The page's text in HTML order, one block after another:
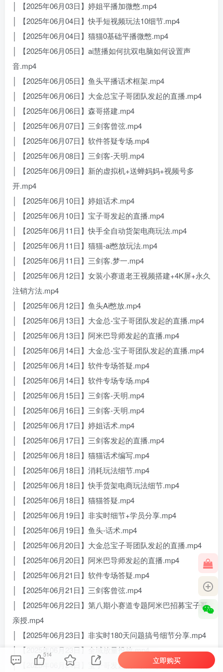
│ 【2025年06月03日】婷姐平播加微憋.mp4
│ 【2025年06月04日】快手短视频玩法10细节.mp4
│ 【2025年06月04日】猫猫0基础平播微憋.mp4
│ 【2025年06月05日】ai慧播如何抗双电脑如何设置声
音.mp4
│ 【2025年06月05日】鱼头平播话术框架.mp4
│ 【2025年06月06日】大金总宝子哥团队发起的直播.mp4
│ 【2025年06月06日】森哥搭建.mp4
│ 【2025年06月07日】三剑客曾弦.mp4
│ 【2025年06月07日】软件答疑专场.mp4
│ 【2025年06月08日】三剑客-天明.mp4
│ 【2025年06月09日】新的虚拟机+送蝉妈妈+视频号多
开.mp4
│ 【2025年06月10日】婷姐话术.mp4
│ 【2025年06月10日】宝子哥发起的直播.mp4
│ 【2025年06月11日】快手全自动货架电商玩法.mp4
│ 【2025年06月11日】猫猫-ai憋放玩法.mp4
│ 【2025年06月11日】三剑客.梦一.mp4
│ 【2025年06月12日】女装小赛道老王视频搭建+4K屏+永久
注销方法.mp4
│ 【2025年06月12日】鱼头Ai憋放.mp4
│ 【2025年06月13日】大金总-宝子哥团队发起的直播.mp4
│ 【2025年06月13日】阿米巴导师发起的直播.mp4
│ 【2025年06月14日】大金总-宝子哥团队发起的直播.mp4
│ 【2025年06月14日】软件专场答疑.mp4
│ 【2025年06月14日】软件专场专场.mp4
│ 【2025年06月15日】三剑客-天明.mp4
│ 【2025年06月16日】三剑客-天明.mp4
│ 【2025年06月17日】婷姐话术.mp4
│ 【2025年06月17日】三剑客发起的直播.mp4
│ 【2025年06月18日】猫猫话术编写.mp4
│ 【2025年06月18日】消耗玩法细节.mp4
│ 【2025年06月18日】快手货架电商玩法细节.mp4
│ 【2025年06月18日】猫猫答疑.mp4
│ 【2025年06月19日】非实时细节+学员分享.mp4
│ 【2025年06月19日】鱼头-话术.mp4
│ 【2025年06月20日】大金总宝子哥团队发起的直播.mp4
│ 【2025年06月20日】阿米巴导师发起的直播.mp4
│ 【2025年06月21日】软件专场答疑.mp4
│ 【2025年06月21日】三剑客曾弦.mp4
│ 【2025年06月22日】第八期小赛道专题阿米巴招募宝子哥
亲授.mp4
│ 【2025年06月23日】非实时180天问题搞号细节分享.mp4
│ 【2025年06月23日】全域放量投放.mp4
│ 【2025年06月24日】宝子哥发起的直播.mp4
514
立即购买